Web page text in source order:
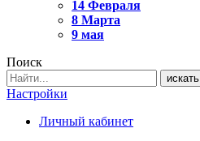
14 Февраля
8 Марта
9 мая
Поиск
искать
Настройки
Личный кабинет